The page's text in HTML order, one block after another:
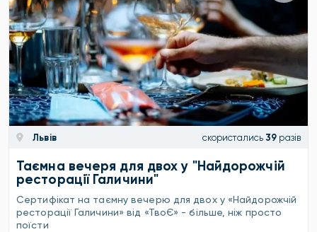
Львів скористались 39 разів
Таємна вечеря для двох у "Найдорожчій
ресторації Галичини"
Сертифікат на таємну вечерю для двох у «Найдорожчій
ресторації Галичини» від «ТвоЄ» - більше, ніж просто
поїсти